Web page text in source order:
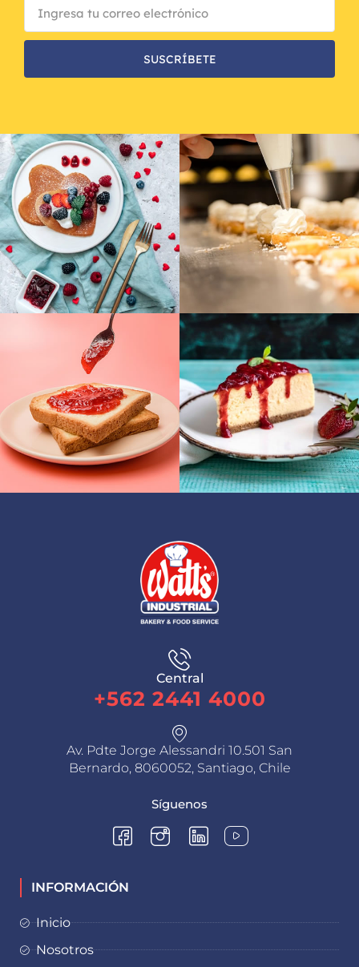
SUSCRÍBETE
Central
+562 2441 4000
Av. Pdte Jorge Alessandri 10.501 San
Bernardo, 8060052, Santiago, Chile
Síguenos
INFORMACIÓN
Inicio
Nosotros